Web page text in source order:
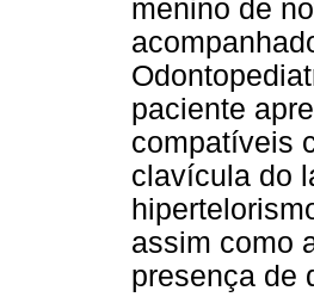
menino de
paciente
compatíveis
clavícula do
assim como
presença de